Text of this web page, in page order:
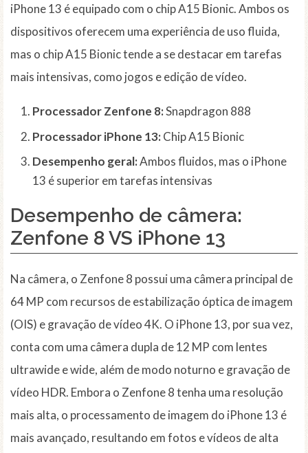
iPhone 13 é equipado com o chip A15 Bionic. Ambos os
dispositivos oferecem uma experiência de uso fluida,
mas o chip A15 Bionic tende a se destacar em tarefas
mais intensivas, como jogos e edição de vídeo.
Processador Zenfone 8:Snapdragon 888
Processador iPhone 13:Chip A15 Bionic
Desempenho geral:Ambos fluidos, mas o iPhone
13 é superior em tarefas intensivas
Desempenho de câmera:
Zenfone 8 VS iPhone 13
Na câmera, o Zenfone 8 possui uma câmera principal de
64 MP com recursos de estabilização óptica de imagem
(OIS) e gravação de vídeo 4K. O iPhone 13, por sua vez,
conta com uma câmera dupla de 12 MP com lentes
ultrawide e wide, além de modo noturno e gravação de
vídeo HDR. Embora o Zenfone 8 tenha uma resolução
mais alta, o processamento de imagem do iPhone 13 é
mais avançado, resultando em fotos e vídeos de alta